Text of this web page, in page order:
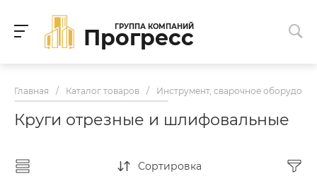
ГРУППА КОМПАНИЙ
Прогресс
Главная / Каталог товаров / Инструмент, сварочное
Круги отрезные и шлифовальные
Сортировка